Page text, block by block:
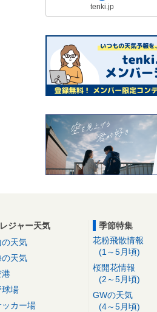
tenki.jp
レジャー天気
の天気
の天気
港
球場
ッカー場
季節特集
花粉飛散情報
(1～5月頃)
桜開花情報
(2～5月頃)
GWの天気
(4～5月頃)